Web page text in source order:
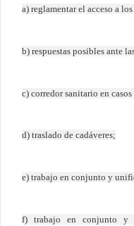
a) reglamentar el acceso a
b) respuestas posibles ante
c) corredor sanitario en
d) traslado de cadáveres;
e) trabajo en conjunto y
f) trabajo en conjunto y